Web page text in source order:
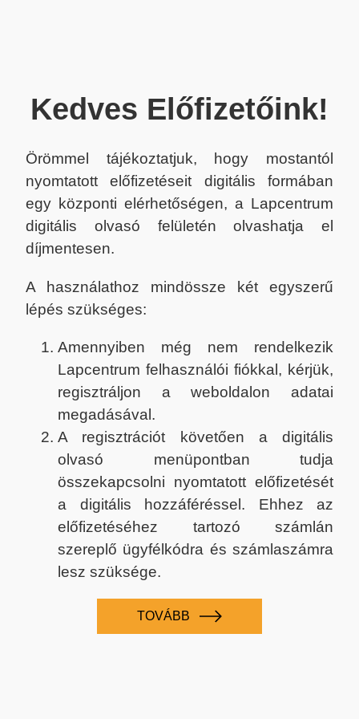
Kedves Előfizetőink!
Örömmel tájékoztatjuk, hogy mostantól
nyomtatott előfizetéseit digitális formában
egy központi elérhetőségen, a Lapcentrum
digitális olvasó felületén olvashatja el
díjmentesen.
A használathoz mindössze két egyszerű
lépés szükséges:
Amennyiben még nem rendelkezik
Lapcentrum felhasználói fiókkal, kérjük,
regisztráljon a weboldalon adatai
megadásával.
A regisztrációt követően a digitális
olvasó menüpontban tudja
összekapcsolni nyomtatott előfizetését
a digitális hozzáféréssel. Ehhez az
előfizetéséhez tartozó számlán
szereplő ügyfélkódra és számlaszámra
lesz szüksége.
TOVÁBB